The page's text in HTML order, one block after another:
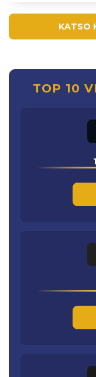
KATSO
TOP 10